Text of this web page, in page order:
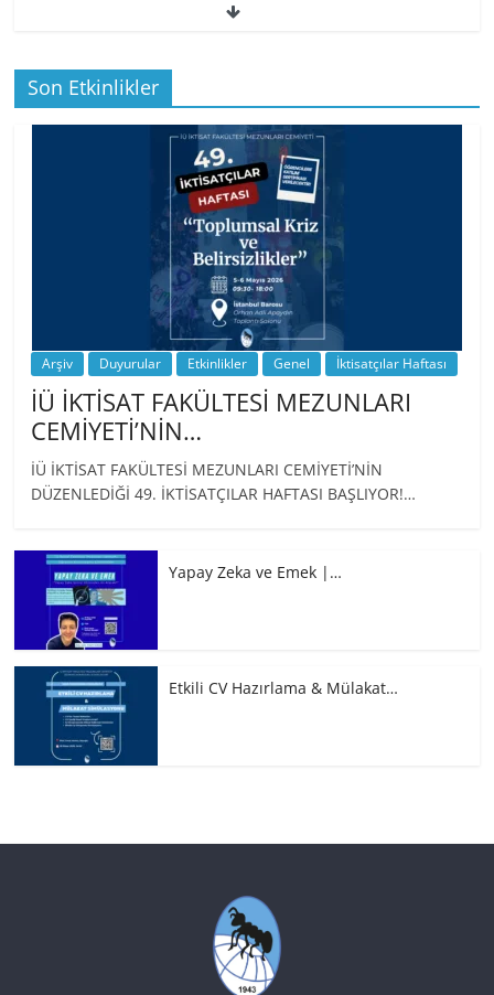
49. İktisatçılar Haftası | 1.…
BİZ İKTİSATLILAR: İÇİMİZDEN BİRİ PROF.
…
Son Etkinlikler
Arşiv Duyurular Etkinlikler Genel İktisatçılar Haftası
İÜ İKTİSAT FAKÜLTESİ MEZUNLARI
CEMİYETİ’NİN…
İÜ İKTİSAT FAKÜLTESİ MEZUNLARI CEMİYETİ’NİN
DÜZENLEDİĞİ 49. İKTİSATÇILAR HAFTASI BAŞLIYOR!…
Yapay Zeka ve Emek |…
Etkili CV Hazırlama & Mülakat…